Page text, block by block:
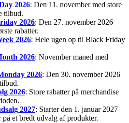
2026: Den 11. november med store
tilbud.
2026: Den 27. november 2026
rabatter.
2026: Hele ugen op til Black Friday
2026: November måned med
2026: Den 30. november 2026
2026: Store rabatter på merchandise
2027: Starter den 1. januar 2027
på et bredt udvalg af produkter.